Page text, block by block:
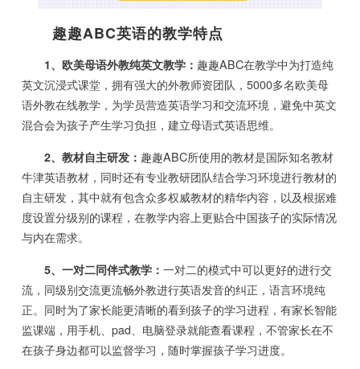
趣趣ABC英语的教学特点
1、欧美母语外教纯英文教学： 趣趣ABC在教学中为打造纯
英文沉浸式课堂，拥有强大的外教师资团队，5000多名欧美母
语外教在线教学，为学员营造英语学习和交流环境，避免中英文
混合会为孩子产生学习负担，建立母语式英语思维。
2、教材自主研发： 趣趣ABC所使用的教材是国际知名教材
牛津英语教材，同时还有专业教研团队结合学习环境进行教材的
自主研发，其中就有包含众多权威教材的精华内容，以及根据难
度设置分级别的课程，在教学内容上更贴合中国孩子的实际情况
与内在需求。
5、一对二同伴式教学：一对二的模式中可以更好的进行交
流，同级别交流更流畅外教进行英语发音的纠正，语言环境纯
正。同时为了家长能更清晰的看到孩子的学习进程，有家长智能
监课端，用手机、pad、电脑登录就能查看课程，不管家长在不
在孩子身边都可以监督学习，随时掌握孩子学习进度。